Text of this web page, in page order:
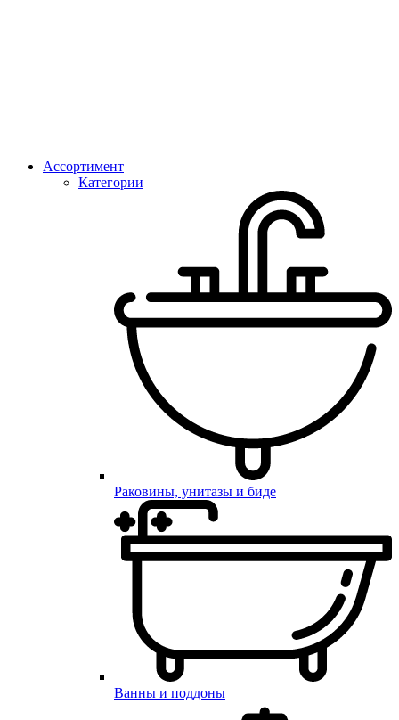
Ассортимент
Категории
Раковины, унитазы и биде
Ванны и поддоны